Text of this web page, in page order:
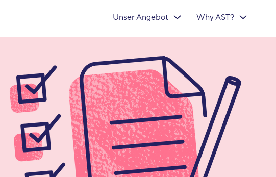
Unser Angebot Why AST?